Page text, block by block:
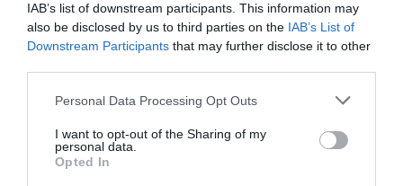
IAB’s list of downstream participants. This information may
also be disclosed by us to third parties on the IAB’s List of
Downstream Participants that may further disclose it to other
Personal Data Processing Opt Outs
I want to opt-out of the Sharing of my
personal data.
Opted In
Entenderlo como un gradiente, con todos sus
grises, nos permite comparar innovaciones.
industrial? Lo primero que hay que entender en
política industrial es la dimensión del tiempo. Todo
tarda muchos años y, además, hace falta que el